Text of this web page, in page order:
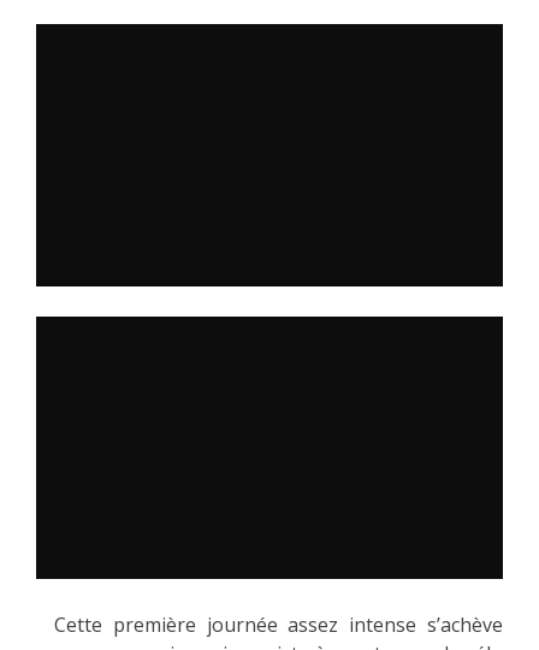
Cette première journée assez intense s’achève